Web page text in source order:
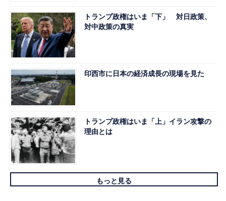
トランプ政権はいま「下」 対日政策、
対中政策の真実
印西市に日本の経済成長の現場を見た
トランプ政権はいま「上」イラン攻撃の
理由とは
もっと見る